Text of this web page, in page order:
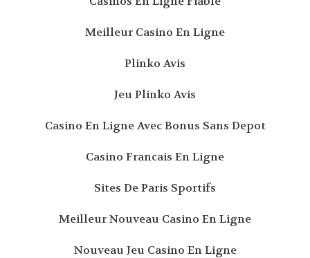
Meilleur Casino En Ligne
Plinko Avis
Jeu Plinko Avis
Casino En Ligne Avec Bonus Sans Depot
Casino Francais En Ligne
Sites De Paris Sportifs
Meilleur Nouveau Casino En Ligne
Nouveau Jeu Casino En Ligne